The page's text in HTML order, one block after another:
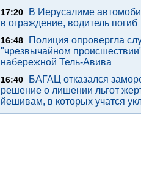
17:20
В Иерусалиме
в ограждение, водитель погиб
16:48
Полиция опровергла
"чрезвычайном
набережной Тель-Авива
16:40
БАГАЦ отказался
решение о лишении льгот
йешивам, в которых учатся